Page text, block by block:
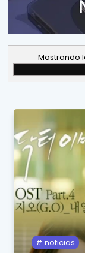
Mostrando
noticias